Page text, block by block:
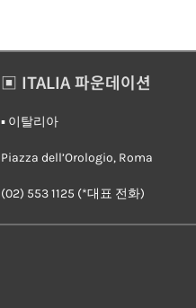
▣ ITALIA 파운데이션
▪︎ 이탈리아
Piazza dell’Orologio, Roma
(02) 553 1125 (*대표 전화)